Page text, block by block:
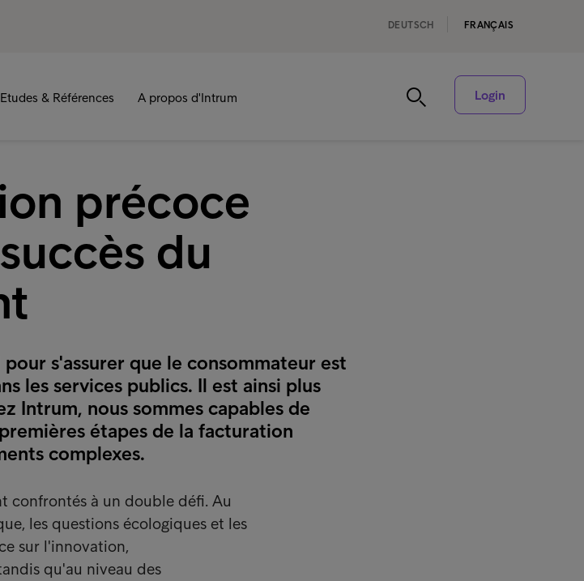
DEUTSCH FRANÇAIS
Etudes & Références A propos d'Intrum Login
précoce
du
s'assurer que le consommateur est
les services publics. Il est ainsi plus
Intrum, nous sommes capables de
étapes de la facturation
complexes.
confrontés à un double défi. Au
les questions écologiques et les
sur l'innovation,
qu'au niveau des